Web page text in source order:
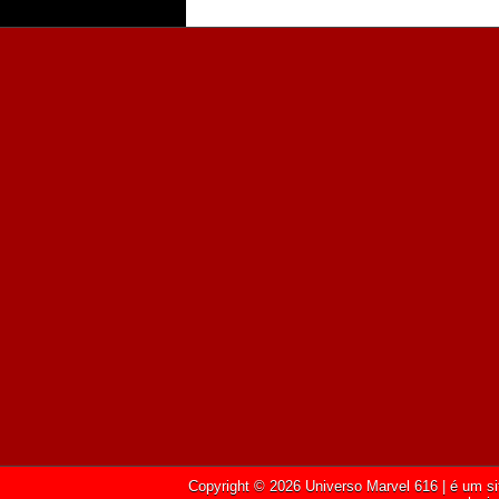
Copyright © 2026 Universo Marvel 616 | é um